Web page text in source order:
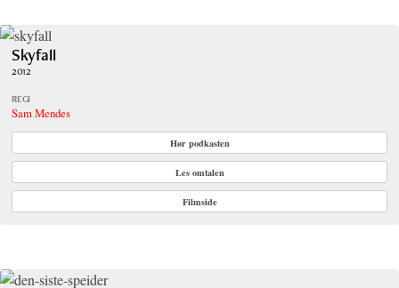
Skyfall
2012
REGI
Sam Mendes
Hør podkasten
Les omtalen
Filmside